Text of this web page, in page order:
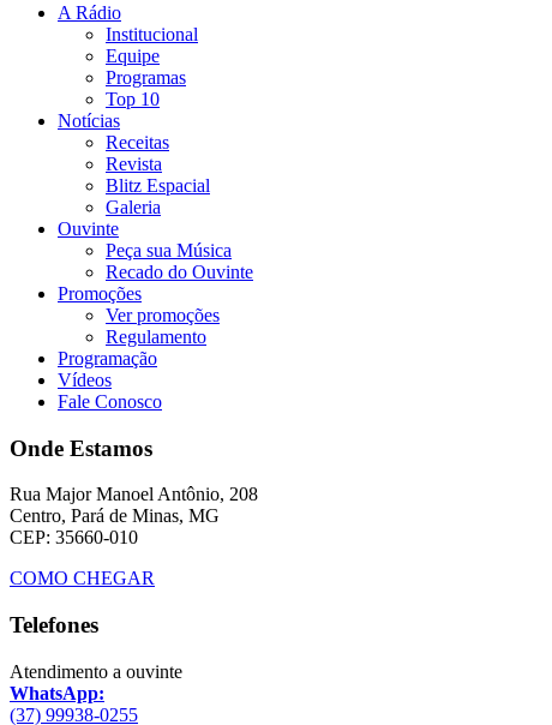
A Rádio
Institucional
Equipe
Programas
Top 10
Notícias
Receitas
Revista
Blitz Espacial
Galeria
Ouvinte
Peça sua Música
Recado do Ouvinte
Promoções
Ver promoções
Regulamento
Programação
Vídeos
Fale Conosco
Onde Estamos
Rua Major Manoel Antônio, 208
Centro, Pará de Minas, MG
CEP: 35660-010
COMO CHEGAR
Telefones
Atendimento a ouvinte
WhatsApp:
(37) 99938-0255